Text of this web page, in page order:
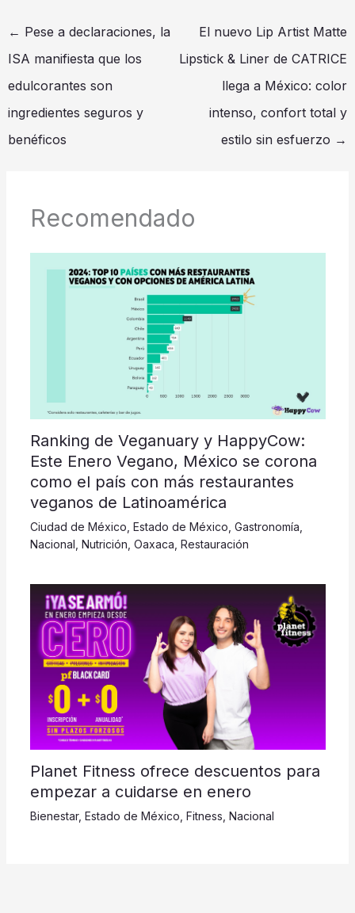
← Pese a declaraciones, la
ISA manifiesta que los
edulcorantes son
ingredientes seguros y
benéficos
El nuevo Lip Artist Matte
Lipstick & Liner de CATRICE
llega a México: color
intenso, confort total y
estilo sin esfuerzo →
Recomendado
Ranking de Veganuary y HappyCow:
Este Enero Vegano, México se corona
como el país con más restaurantes
veganos de Latinoamérica
Ciudad de México Estado de México Gastronomía
Nacional Nutrición Oaxaca Restauración
Planet Fitness ofrece descuentos para
empezar a cuidarse en enero
Bienestar, Estado de México Fitness Nacional